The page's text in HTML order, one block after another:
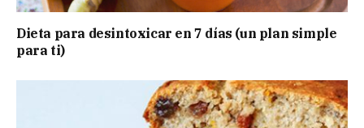
Dieta para desintoxicar en 7 días (un plan simple
para ti)